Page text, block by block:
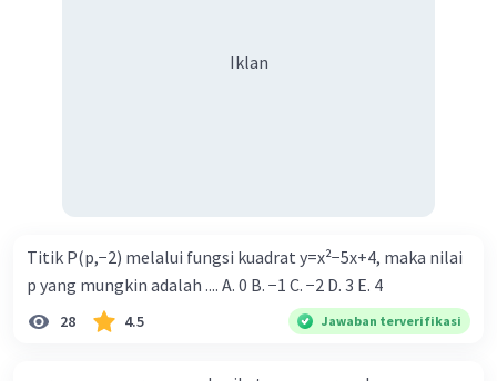
Iklan
Titik P(p,−2) melalui fungsi kuadrat y=x²−5x+4, maka nilai
p yang mungkin adalah .... A. 0 B. −1 C. −2 D. 3 E. 4
28 4.5 Jawaban terverifikasi